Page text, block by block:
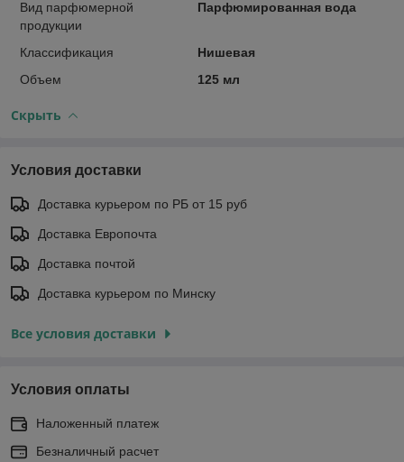
Вид парфюмерной
продукции
Парфюмированная вода
Классификация
Нишевая
Объем
125 мл
Скрыть
Условия доставки
Доставка курьером по РБ от 15 руб
Доставка Европочта
Доставка почтой
Доставка курьером по Минску
Все условия доставки
Условия оплаты
Наложенный платеж
Безналичный расчет